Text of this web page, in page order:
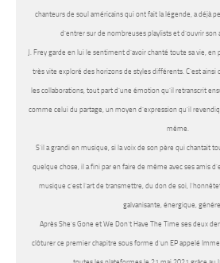
chanteurs de soul américains qui ont fait la légende, a déjà
d’entrer sur de nombreuses playlists et d’ouvrir son
J. Frey garde en lui le sentiment d’avoir chanté toute sa vie, en
très vite exploré des horizons de styles différents. C’est
les collaborations, tout part d’une émotion qu’il retranscrit
comme celui du partage, un moyen d’expression qu’il
même.
S’il a grandi en musique, si la voix de son père qui chantait
quelque chose, il a fini par en faire de même avec ses amis
musique c’est l’art de transmettre, du don de soi,
galvanisante, énergique,
Après She’s Gone et We Don’t Have The Time ses deux
clôturer ce premier chapitre sous forme d’un EP appelé